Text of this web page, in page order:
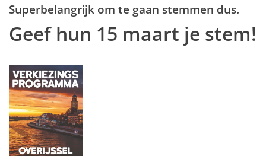
Superbelangrijk om te gaan stemmen dus.
Geef hun 15 maart je stem!